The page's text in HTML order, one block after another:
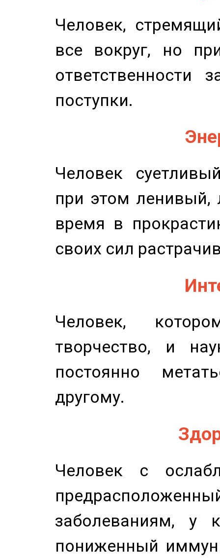
Человек,
все вокруг, но
ответственности
поступки.
Человек
при этом
время в
своих сил
Человек,
творчество, и
постоянно
другому.
Человек с
заболеваниям, у
пониженный